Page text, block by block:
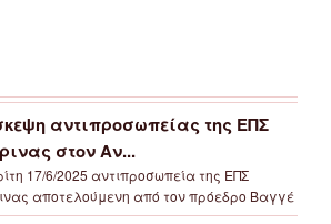
αντιπροσωπείας της ΕΠΣ
στον Αν...
17/6/2025 αντιπροσωπεία της ΕΠΣ
αποτελούμενη από τον πρόεδρο Βαγγέ